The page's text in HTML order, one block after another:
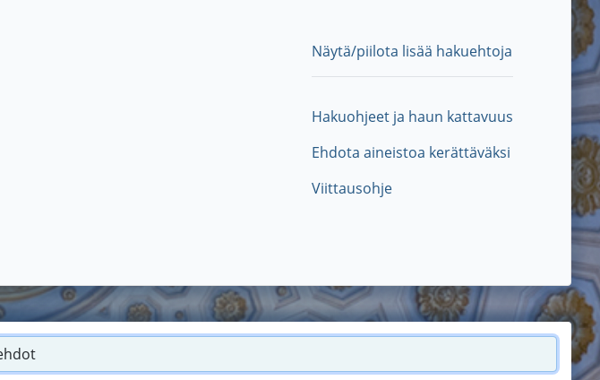
Näytä/piilota lisää hakuehtoja
Hakuohjeet ja haun kattavuus
Ehdota aineistoa kerättäväksi
Viittausohje